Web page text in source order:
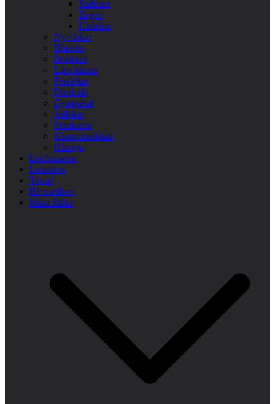
Stafetter
Tagen
Utelekar
Nya lekar
Blandat
Bollekar
Lära känna
Festlekar
Förskola
Gympasal
Jullekar
Femkamp
Klassrumslekar
Kluriga
Lekfinnaren
Lekindex
Tipsa!
Bli medlem
Mina Sidor